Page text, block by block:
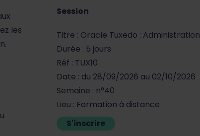
les
Session
Titre : Oracle Tuxedo : Administration
Durée : 5 jours
Réf : TUX10
Date : du 28/09/2026 au 02/10/2026
Semaine : n°40
Lieu : Formation à distance
S'inscrire